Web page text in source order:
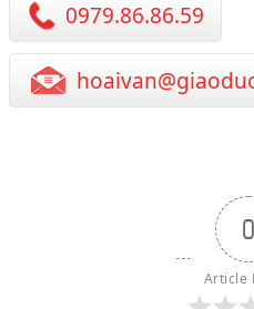
0979.86.86.59
0
Article